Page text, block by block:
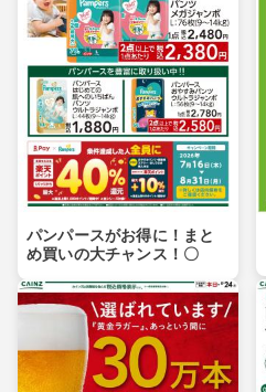
パンパースがお得に！まと
め買いの大チャンス！〇